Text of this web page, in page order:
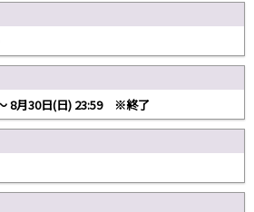
8月30日(日) 23:59 ※終了